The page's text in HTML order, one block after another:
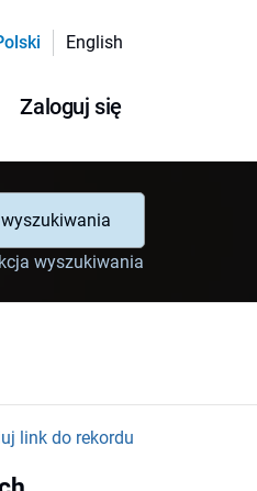
English
Zaloguj się
wyszukiwania
link do rekordu